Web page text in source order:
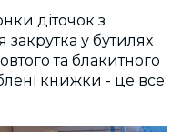
діточок з
у бутилях
та блакитного
книжки - це все